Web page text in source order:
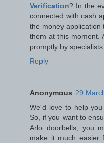
Verification? In the
connected with cash
the money application
them at this moment.
promptly by specialists .
Reply
Anonymous 29
We'd love to help you
So, if you want to
Arlo doorbells, you
make it much easier